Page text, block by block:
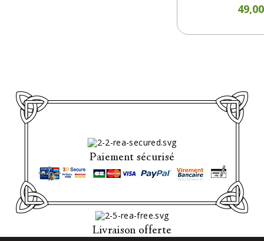
Paiement sécurisé
Livraison offerte